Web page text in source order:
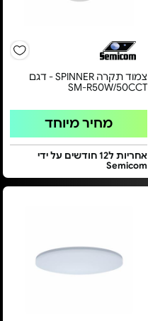
צמוד תקרה SPINNER - דגם
SM-R50W/50CCT
מחיר מיוחד
אחריות ל12 חודשים על ידי
Semicom